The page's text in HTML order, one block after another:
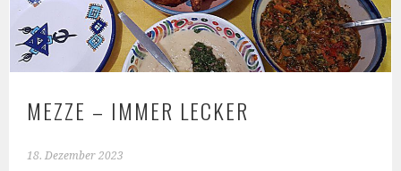
MEZZE – IMMER LECKER
18. Dezember 2023